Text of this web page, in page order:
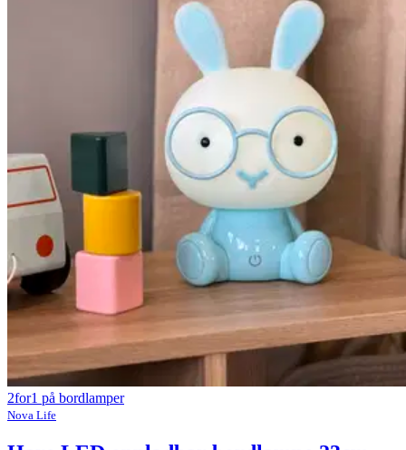
2for1 på bordlamper
Nova Life